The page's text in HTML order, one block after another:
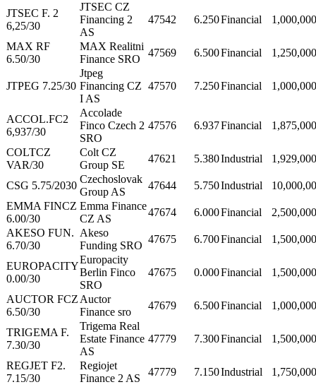
JTSEC F. 2
6,25/30
JTSEC CZ
Financing 2
AS
47542 6.250Financial
MAX RF
6.50/30
MAX Realitni
Finance SRO
47569 6.500Financial
JTPEG 7.25/30
Jtpeg
Financing CZ
I AS
47570 7.250Financial
ACCOL.FC2
6,937/30
Accolade
Finco Czech 2
SRO
47576 6.937Financial
COLTCZ
VAR/30
Colt CZ
Group SE
47621 5.380Industrial
CSG 5.75/2030
Czechoslovak
Group AS
47644 5.750Industrial
EMMA FINCZ
6.00/30
Emma Finance
CZ AS
47674 6.000Financial
AKESO FUN.
6.70/30
Akeso
Funding SRO
47675 6.700Financial
EUROPACITY
0.00/30
Europacity
Berlin Finco
SRO
47675 0.000Financial
AUCTOR FCZ
6.50/30
Auctor
Finance sro
47679 6.500Financial
TRIGEMA F.
7.30/30
Trigema Real
Estate Finance
AS
47779 7.300Financial
REGJET F2.
7.15/30
Regiojet
Finance 2 AS
47779 7.150Industrial